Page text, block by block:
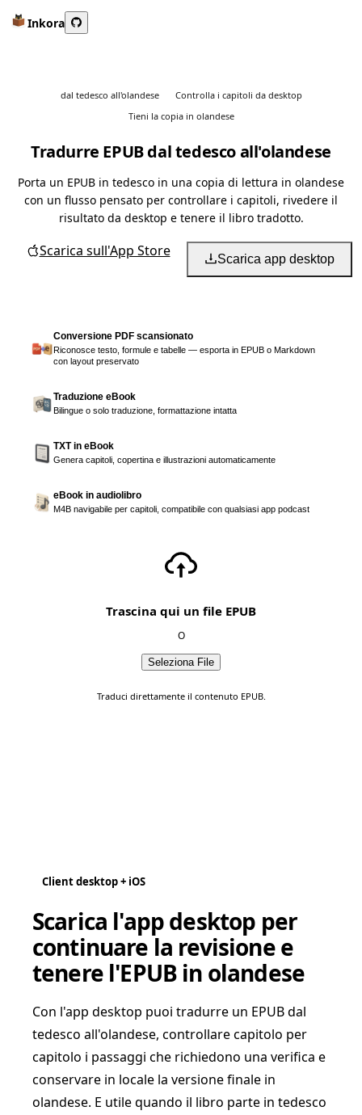
Inkora
dal tedesco all'olandese
Controlla i capitoli da desktop
Tieni la copia in olandese
Tradurre EPUB dal tedesco all'olandese
Porta un EPUB in tedesco in una copia di lettura in olandese
con un flusso pensato per controllare i capitoli, rivedere il
risultato da desktop e tenere il libro tradotto.
Scarica sull'App Store Scarica app desktop
Conversione PDF scansionato
Riconosce testo, formule e tabelle — esporta in EPUB o Markdown
con layout preservato
Traduzione eBook
Bilingue o solo traduzione, formattazione intatta
TXT in eBook
Genera capitoli, copertina e illustrazioni automaticamente
eBook in audiolibro
M4B navigabile per capitoli, compatibile con qualsiasi app podcast
Trascina qui un file EPUB
O
Seleziona File
Traduci direttamente il contenuto EPUB.
Client desktop + iOS
Scarica l'app desktop per
continuare la revisione e
tenere l'EPUB in olandese
Con l'app desktop puoi tradurre un EPUB dal
tedesco all'olandese, controllare capitolo per
capitolo i passaggi che richiedono una verifica e
conservare in locale la versione finale in
olandese. E utile quando il libro parte in tedesco